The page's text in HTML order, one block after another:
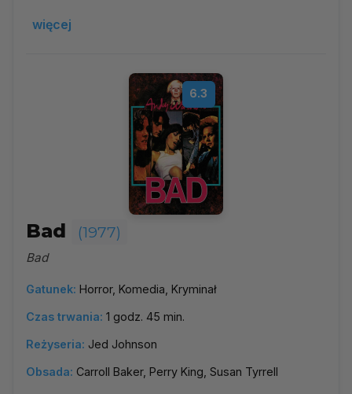
więcej
6.3
Bad (1977)
Bad
Gatunek: Horror, Komedia, Kryminał
Czas trwania: 1 godz. 45 min.
Reżyseria: Jed Johnson
Obsada: Carroll Baker, Perry King, Susan Tyrrell